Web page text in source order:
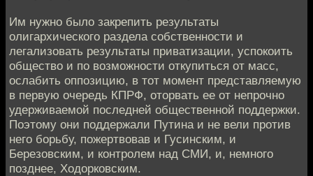
Им нужно было закрепить результаты
олигархического раздела собственности и
легализовать результаты приватизации, успокоить
общество и по возможности откупиться от масс,
ослабить оппозицию, в тот момент представляемую
в первую очередь КПРФ, оторвать ее от непрочно
удерживаемой последней общественной поддержки.
Поэтому они поддержали Путина и не вели против
него борьбу, пожертвовав и Гусинским, и
Березовским, и контролем над СМИ, и, немного
позднее, Ходорковским.